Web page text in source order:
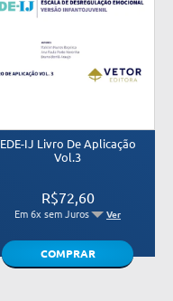
EDE-IJ Livro De Aplicação
Vol.3
R$72,60
Em 6x sem Juros Ver
COMPRAR